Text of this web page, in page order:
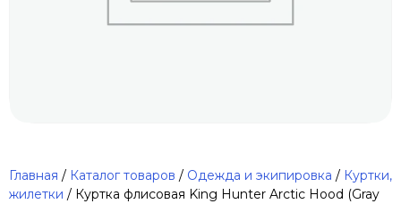
Главная / Каталог товаров / Одежда и экипировка / Куртки,
жилетки / Куртка флисовая King Hunter Arctic Hood (Gray